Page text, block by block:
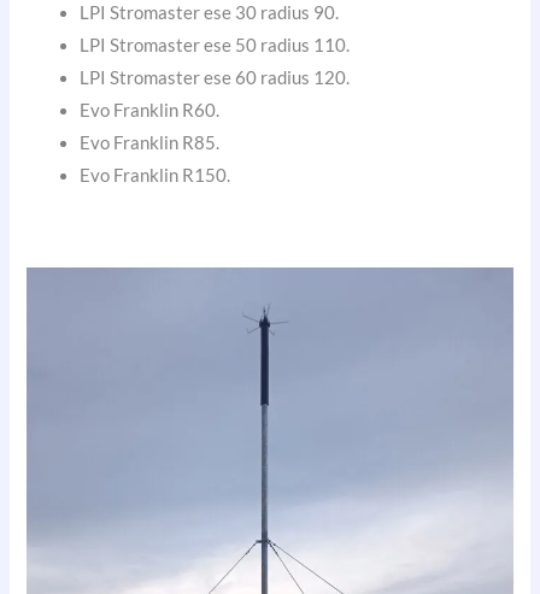
LPI Stromaster ese 30 radius 90.
LPI Stromaster ese 50 radius 110.
LPI Stromaster ese 60 radius 120.
Evo Franklin R60.
Evo Franklin R85.
Evo Franklin R150.